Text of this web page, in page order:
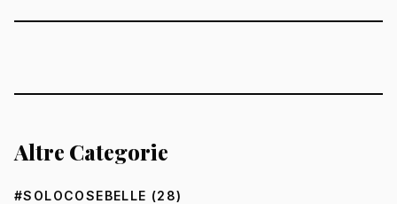
Altre Categorie
#SOLOCOSEBELLE (28)